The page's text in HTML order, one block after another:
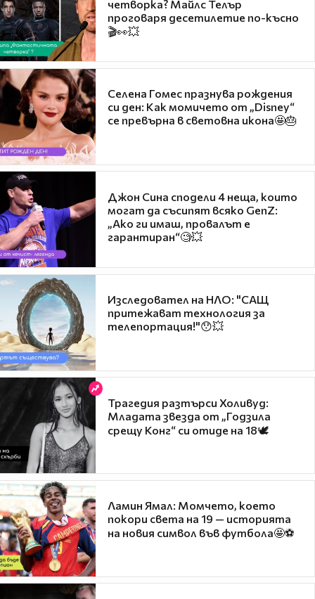
четворка? Майлс Телър
проговаря десетилетие по-късно
🎬👀💥
Селена Гомес празнува рождения
си ден: Как момичето от „Disney“
се превърна в световна икона🤩🎂
Джон Сина сподели 4 неща, които
могат да съсипят всяко GenZ:
„Ако ги имаш, провалът е
гарантиран“🧐💥
Изследовател на НЛО: "САЩ
притежават технология за
телепортация!"😯💥
Трагедия разтърси Холивуд:
Младата звезда от „Годзила
срещу Конг“ си отиде на 18🕊️
Ламин Ямал: Момчето, което
покори света на 19 — историята
на новия символ във футбола🤩⚽